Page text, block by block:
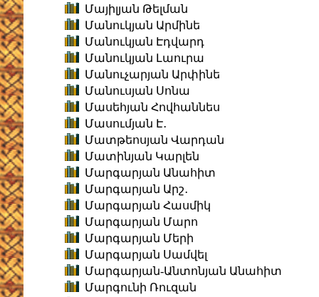
Մայիլյան Թելման
Մանուկյան Արմինե
Մանուկյան Էդվարդ
Մանուկյան Լաուրա
Մանուչարյան Արփինե
Մանուսյան Սոնա
Մասեհյան Հովհաննես
Մասումյան Է․
Մատթեոսյան Վարդան
Մատինյան Կարլեն
Մարգարյան Անահիտ
Մարգարյան Արշ․
Մարգարյան Հասմիկ
Մարգարյան Մարո
Մարգարյան Մերի
Մարգարյան Սամվել
Մարգարյան-Անտոնյան Անահիտ
Մարգունի Ռուզան